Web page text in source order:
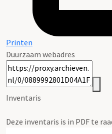
Printen
Duurzaam webadres
Inventaris
Deze inventaris is in PDF te